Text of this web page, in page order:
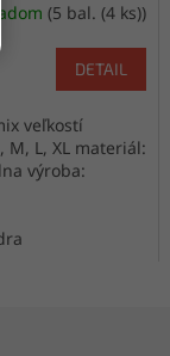
(5 bal. (4 ks))
DETAIL
veľkostí
M, L, XL materiál:
výroba: